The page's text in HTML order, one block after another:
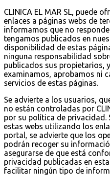
CLINICA EL MAR SL, puede
enlaces a páginas webs de
informamos que no
tengamos publicados en
disponibilidad de estas
ninguna responsabilidad
publicados sus propietarios,
examinamos, aprobamos ni
servicios de estas páginas.
Se advierte a los usuarios,
no están controladas por
por su política de privacidad.
estas webs utilizando los
portal, se advierte que los
podrán recoger su
asegurarse de que está
privacidad publicadas en
facilitar ningún tipo de